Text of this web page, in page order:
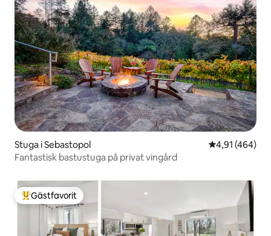
Stuga i Sebastopol 4,91 av 5 i
4,91 (464)
Fantastisk bastustuga på privat vingård
Populär gästfavorit
Gästfavorit